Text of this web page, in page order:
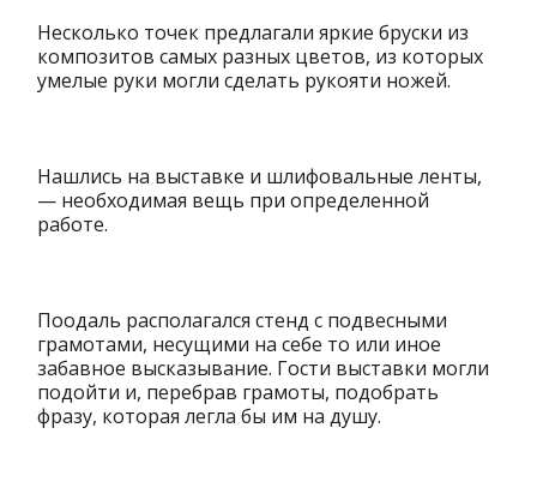
Несколько точек предлагали яркие бруски из
композитов самых разных цветов, из которых
умелые руки могли сделать рукояти ножей.
Нашлись на выставке и шлифовальные ленты,
— необходимая вещь при определенной
работе.
Поодаль располагался стенд с подвесными
грамотами, несущими на себе то или иное
забавное высказывание. Гости выставки могли
подойти и, перебрав грамоты, подобрать
фразу, которая легла бы им на душу.